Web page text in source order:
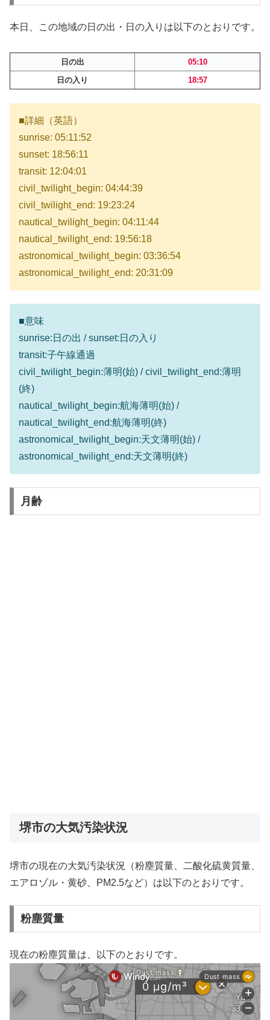
本日、この地域の日の出・日の入りは以下のとおりです。
日の出
05:10
日の入り
18:57
■詳細（英語）
sunrise: 05:11:52
sunset: 18:56:11
transit: 12:04:01
civil_twilight_begin: 04:44:39
civil_twilight_end: 19:23:24
nautical_twilight_begin: 04:11:44
nautical_twilight_end: 19:56:18
astronomical_twilight_begin: 03:36:54
astronomical_twilight_end: 20:31:09
■意味
sunrise:日の出 / sunset:日の入り
transit:子午線通過
civil_twilight_begin:薄明(始) / civil_twilight_end:薄明
(終)
nautical_twilight_begin:航海薄明(始) /
nautical_twilight_end:航海薄明(終)
astronomical_twilight_begin:天文薄明(始) /
astronomical_twilight_end:天文薄明(終)
月齢
堺市の大気汚染状況
堺市の現在の大気汚染状況（粉塵質量、二酸化硫黄質量、
エアロゾル・黄砂、PM2.5など）は以下のとおりです。
粉塵質量
現在の粉塵質量は、以下のとおりです。